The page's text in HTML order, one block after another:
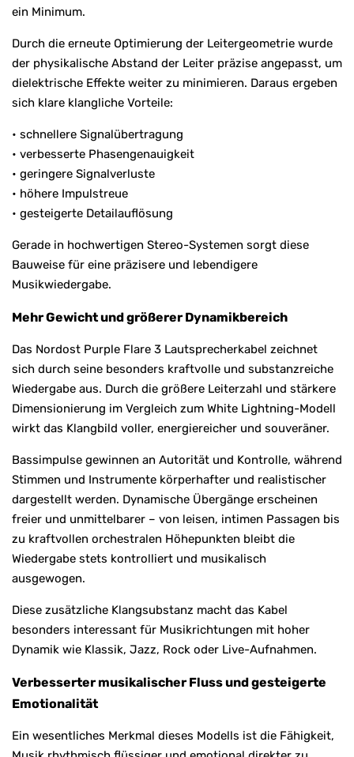
ein Minimum.
Durch die erneute Optimierung der Leitergeometrie wurde
der physikalische Abstand der Leiter präzise angepasst, um
dielektrische Effekte weiter zu minimieren. Daraus ergeben
sich klare klangliche Vorteile:
• schnellere Signalübertragung
• verbesserte Phasengenauigkeit
• geringere Signalverluste
• höhere Impulstreue
• gesteigerte Detailauflösung
Gerade in hochwertigen Stereo-Systemen sorgt diese
Bauweise für eine präzisere und lebendigere
Musikwiedergabe.
Mehr Gewicht und größerer Dynamikbereich
Das Nordost Purple Flare 3 Lautsprecherkabel zeichnet
sich durch seine besonders kraftvolle und substanzreiche
Wiedergabe aus. Durch die größere Leiterzahl und stärkere
Dimensionierung im Vergleich zum White Lightning-Modell
wirkt das Klangbild voller, energiereicher und souveräner.
Bassimpulse gewinnen an Autorität und Kontrolle, während
Stimmen und Instrumente körperhafter und realistischer
dargestellt werden. Dynamische Übergänge erscheinen
freier und unmittelbarer – von leisen, intimen Passagen bis
zu kraftvollen orchestralen Höhepunkten bleibt die
Wiedergabe stets kontrolliert und musikalisch
ausgewogen.
Diese zusätzliche Klangsubstanz macht das Kabel
besonders interessant für Musikrichtungen mit hoher
Dynamik wie Klassik, Jazz, Rock oder Live-Aufnahmen.
Verbesserter musikalischer Fluss und gesteigerte
Emotionalität
Ein wesentliches Merkmal dieses Modells ist die Fähigkeit,